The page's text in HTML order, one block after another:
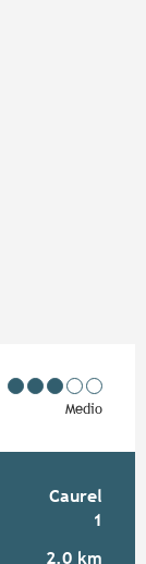
Medio
Caurel
1
2.0 km